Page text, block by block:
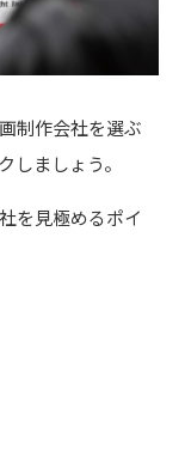
制作会社を選ぶ
しましょう。
を見極めるポイ